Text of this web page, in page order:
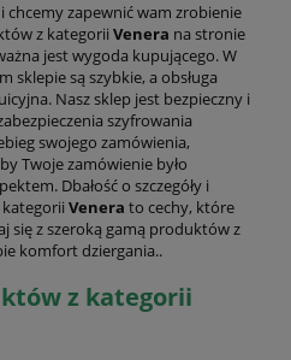
chcemy zapewnić wam zrobienie
z kategorii Venera na stronie
jest wygoda kupującego. W
sklepie są szybkie, a obsługa
Nasz sklep jest bezpieczny i
szyfrowania
swojego zamówienia,
Twoje zamówienie było
Dbałość o szczegóły i
Venera to cechy, które
się z szeroką gamą produktów z
komfort dziergania..
z kategorii